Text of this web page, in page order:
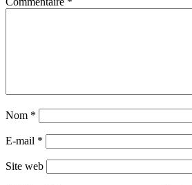
Nom *
E-mail *
Site web